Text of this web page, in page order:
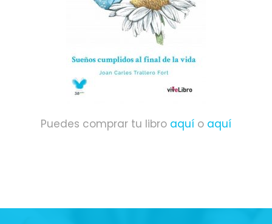
Puedes comprar tu libro aquí o aquí